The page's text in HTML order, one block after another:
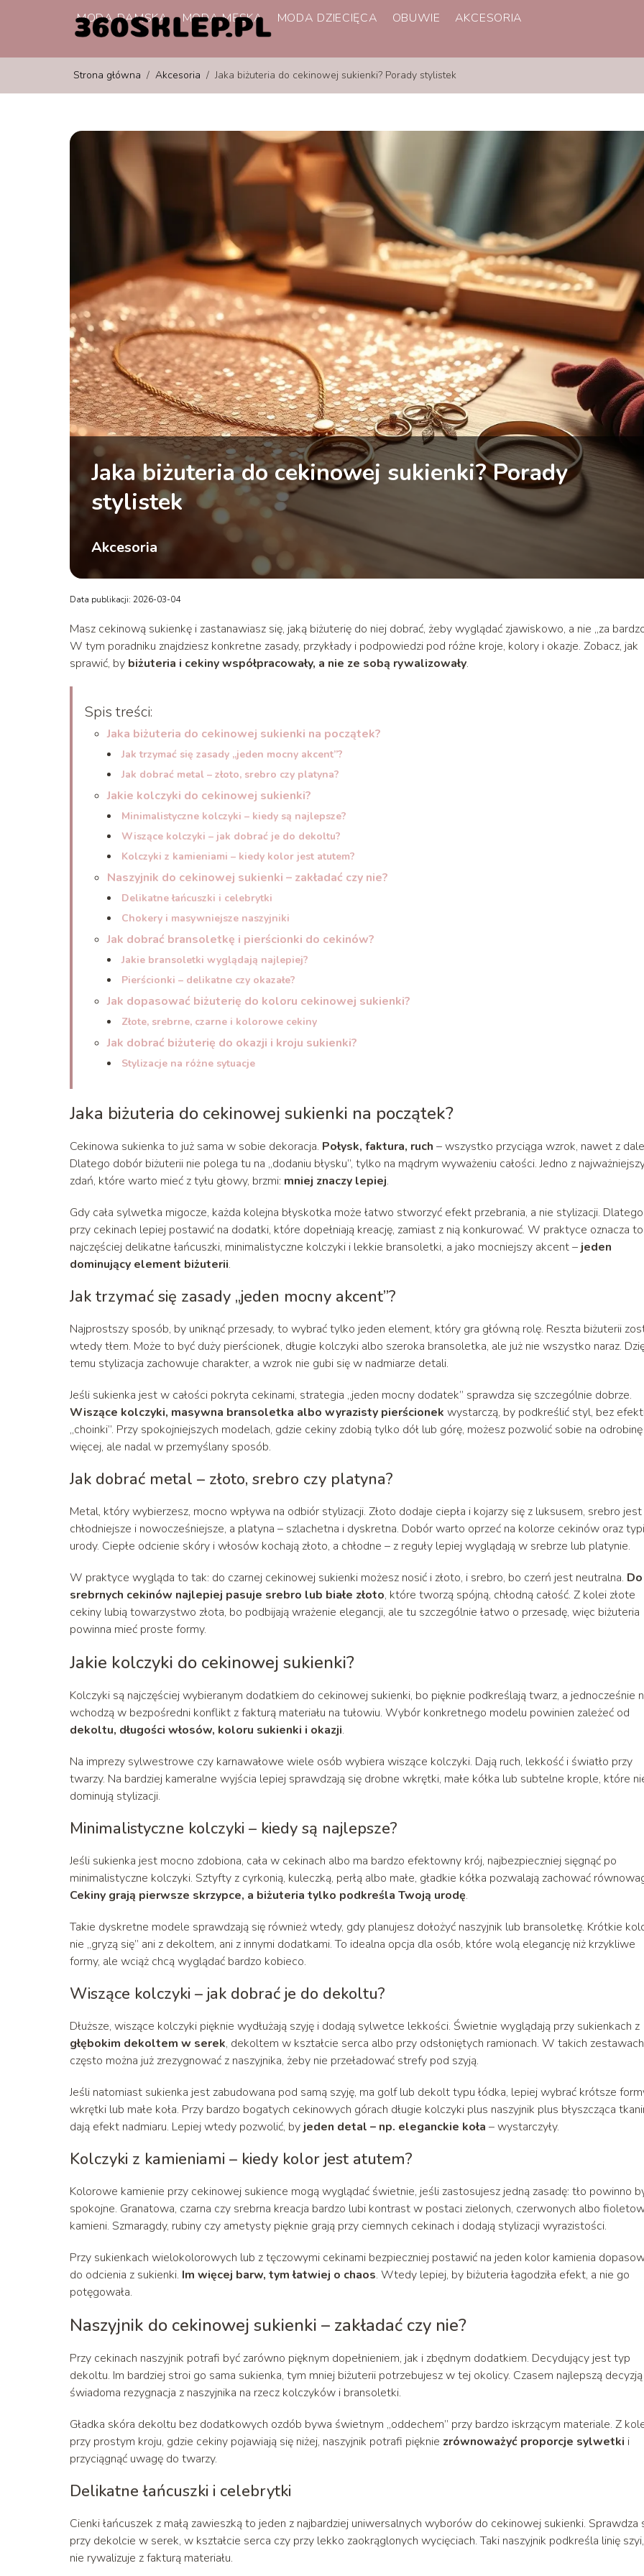
MODA DAMSKA MODA MĘSKA MODA DZIECIĘCA OBUWIE AKCESORIA
Strona główna / Akcesoria / Jaka biżuteria do cekinowej sukienki? Porady stylistek
Jaka biżuteria do cekinowej sukienki? Porady
stylistek
Akcesoria
Data publikacji: 2026-03-04
Masz cekinową sukienkę i zastanawiasz się, jaką biżuterię do niej dobrać, żeby wyglądać zjawiskowo, a nie „za
W tym poradniku znajdziesz konkretne zasady, przykłady i podpowiedzi pod różne kroje, kolory i okazje. Zobacz, jak
sprawić, by biżuteria i cekiny współpracowały, a nie ze sobą rywalizowały.
Spis treści:
Jaka biżuteria do cekinowej sukienki na początek?
Jak trzymać się zasady „jeden mocny akcent”?
Jak dobrać metal – złoto, srebro czy platyna?
Jakie kolczyki do cekinowej sukienki?
Minimalistyczne kolczyki – kiedy są najlepsze?
Wiszące kolczyki – jak dobrać je do dekoltu?
Kolczyki z kamieniami – kiedy kolor jest atutem?
Naszyjnik do cekinowej sukienki – zakładać czy nie?
Delikatne łańcuszki i celebrytki
Chokery i masywniejsze naszyjniki
Jak dobrać bransoletkę i pierścionki do cekinów?
Jakie bransoletki wyglądają najlepiej?
Pierścionki – delikatne czy okazałe?
Jak dopasować biżuterię do koloru cekinowej sukienki?
Złote, srebrne, czarne i kolorowe cekiny
Jak dobrać biżuterię do okazji i kroju sukienki?
Stylizacje na różne sytuacje
Jaka biżuteria do cekinowej sukienki na początek?
Cekinowa sukienka to już sama w sobie dekoracja. Połysk, faktura, ruch – wszystko przyciąga wzrok, nawet z
Dlatego dobór biżuterii nie polega tu na „dodaniu błysku”, tylko na mądrym wyważeniu całości. Jedno z
zdań, które warto mieć z tyłu głowy, brzmi: mniej znaczy lepiej.
Gdy cała sylwetka migocze, każda kolejna błyskotka może łatwo stworzyć efekt przebrania, a nie stylizacji. Dlatego
przy cekinach lepiej postawić na dodatki, które dopełniają kreację, zamiast z nią konkurować. W praktyce oznacza to
najczęściej delikatne łańcuszki, minimalistyczne kolczyki i lekkie bransoletki, a jako mocniejszy akcent – jeden
dominujący element biżuterii.
Jak trzymać się zasady „jeden mocny akcent”?
Najprostszy sposób, by uniknąć przesady, to wybrać tylko jeden element, który gra główną rolę. Reszta biżuterii
wtedy tłem. Może to być duży pierścionek, długie kolczyki albo szeroka bransoletka, ale już nie wszystko naraz.
temu stylizacja zachowuje charakter, a wzrok nie gubi się w nadmiarze detali.
Jeśli sukienka jest w całości pokryta cekinami, strategia „jeden mocny dodatek” sprawdza się szczególnie dobrze.
Wiszące kolczyki, masywna bransoletka albo wyrazisty pierścionek wystarczą, by podkreślić styl, bez
„choinki”. Przy spokojniejszych modelach, gdzie cekiny zdobią tylko dół lub górę, możesz pozwolić sobie na odrobinę
więcej, ale nadal w przemyślany sposób.
Jak dobrać metal – złoto, srebro czy platyna?
Metal, który wybierzesz, mocno wpływa na odbiór stylizacji. Złoto dodaje ciepła i kojarzy się z luksusem, srebro jest
chłodniejsze i nowocześniejsze, a platyna – szlachetna i dyskretna. Dobór warto oprzeć na kolorze cekinów oraz
urody. Ciepłe odcienie skóry i włosów kochają złoto, a chłodne – z reguły lepiej wyglądają w srebrze lub platynie.
W praktyce wygląda to tak: do czarnej cekinowej sukienki możesz nosić i złoto, i srebro, bo czerń jest neutralna. Do
srebrnych cekinów najlepiej pasuje srebro lub białe złoto, które tworzą spójną, chłodną całość. Z kolei złote
cekiny lubią towarzystwo złota, bo podbijają wrażenie elegancji, ale tu szczególnie łatwo o przesadę, więc biżuteria
powinna mieć proste formy.
Jakie kolczyki do cekinowej sukienki?
Kolczyki są najczęściej wybieranym dodatkiem do cekinowej sukienki, bo pięknie podkreślają twarz, a jednocześnie
wchodzą w bezpośredni konflikt z fakturą materiału na tułowiu. Wybór konkretnego modelu powinien zależeć od
dekoltu, długości włosów, koloru sukienki i okazji.
Na imprezy sylwestrowe czy karnawałowe wiele osób wybiera wiszące kolczyki. Dają ruch, lekkość i światło przy
twarzy. Na bardziej kameralne wyjścia lepiej sprawdzają się drobne wkrętki, małe kółka lub subtelne krople, które
dominują stylizacji.
Minimalistyczne kolczyki – kiedy są najlepsze?
Jeśli sukienka jest mocno zdobiona, cała w cekinach albo ma bardzo efektowny krój, najbezpieczniej sięgnąć po
minimalistyczne kolczyki. Sztyfty z cyrkonią, kuleczką, perłą albo małe, gładkie kółka pozwalają zachować
Cekiny grają pierwsze skrzypce, a biżuteria tylko podkreśla Twoją urodę.
Takie dyskretne modele sprawdzają się również wtedy, gdy planujesz dołożyć naszyjnik lub bransoletkę. Krótkie
nie „gryzą się” ani z dekoltem, ani z innymi dodatkami. To idealna opcja dla osób, które wolą elegancję niż krzykliwe
formy, ale wciąż chcą wyglądać bardzo kobieco.
Wiszące kolczyki – jak dobrać je do dekoltu?
Dłuższe, wiszące kolczyki pięknie wydłużają szyję i dodają sylwetce lekkości. Świetnie wyglądają przy sukienkach z
głębokim dekoltem w serek, dekoltem w kształcie serca albo przy odsłoniętych ramionach. W takich zestawach
często można już zrezygnować z naszyjnika, żeby nie przeładować strefy pod szyją.
Jeśli natomiast sukienka jest zabudowana pod samą szyję, ma golf lub dekolt typu łódka, lepiej wybrać krótsze
wkrętki lub małe koła. Przy bardzo bogatych cekinowych górach długie kolczyki plus naszyjnik plus błyszcząca
dają efekt nadmiaru. Lepiej wtedy pozwolić, by jeden detal – np. eleganckie koła – wystarczyły.
Kolczyki z kamieniami – kiedy kolor jest atutem?
Kolorowe kamienie przy cekinowej sukience mogą wyglądać świetnie, jeśli zastosujesz jedną zasadę: tło powinno
spokojne. Granatowa, czarna czy srebrna kreacja bardzo lubi kontrast w postaci zielonych, czerwonych albo
kamieni. Szmaragdy, rubiny czy ametysty pięknie grają przy ciemnych cekinach i dodają stylizacji wyrazistości.
Przy sukienkach wielokolorowych lub z tęczowymi cekinami bezpieczniej postawić na jeden kolor kamienia
do odcienia z sukienki. Im więcej barw, tym łatwiej o chaos. Wtedy lepiej, by biżuteria łagodziła efekt, a nie go
potęgowała.
Naszyjnik do cekinowej sukienki – zakładać czy nie?
Przy cekinach naszyjnik potrafi być zarówno pięknym dopełnieniem, jak i zbędnym dodatkiem. Decydujący jest typ
dekoltu. Im bardziej stroi go sama sukienka, tym mniej biżuterii potrzebujesz w tej okolicy. Czasem najlepszą
świadoma rezygnacja z naszyjnika na rzecz kolczyków i bransoletki.
Gładka skóra dekoltu bez dodatkowych ozdób bywa świetnym „oddechem” przy bardzo iskrzącym materiale. Z
przy prostym kroju, gdzie cekiny pojawiają się niżej, naszyjnik potrafi pięknie zrównoważyć proporcje sylwetki i
przyciągnąć uwagę do twarzy.
Delikatne łańcuszki i celebrytki
Cienki łańcuszek z małą zawieszką to jeden z najbardziej uniwersalnych wyborów do cekinowej sukienki. Sprawdza
przy dekolcie w serek, w kształcie serca czy przy lekko zaokrąglonych wycięciach. Taki naszyjnik podkreśla linię
nie rywalizuje z fakturą materiału.